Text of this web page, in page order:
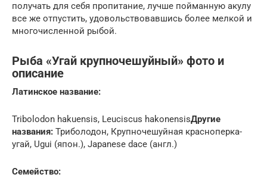
получать для себя пропитание, лучше пойманную акулу
все же отпустить, удовольствовавшись более мелкой и
многочисленной рыбой.
Рыба «Угай крупночешуйный» фото и
описание
Латинское название:
Tribolodon hakuensis, Leuciscus hakonensisДругие
названия: Триболодон, Крупночешуйная красноперка-
угай, Ugui (япон.), Japanese dace (англ.)
Семейство: